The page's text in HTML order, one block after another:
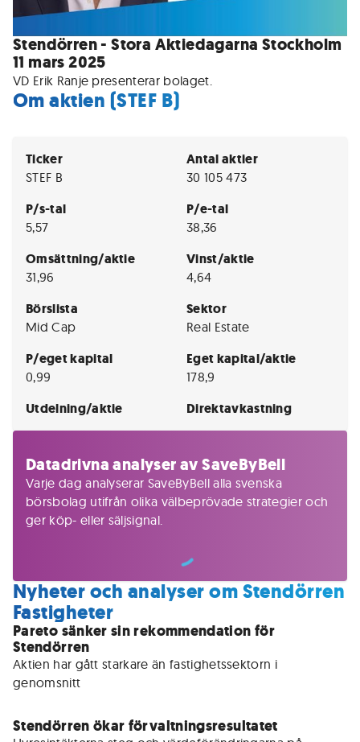
Stendörren - Stora Aktiedagarna Stockholm
11 mars 2025
VD Erik Ranje presenterar bolaget.
Om aktien (STEF B)
Ticker
STEF B
Antal aktier
30 105 473
P/s-tal
5,57
P/e-tal
38,36
Omsättning/aktie
31,96
Vinst/aktie
4,64
Börslista
Mid Cap
Sektor
Real Estate
P/eget kapital
0,99
Eget kapital/aktie
178,9
Utdelning/aktie Direktavkastning
Datadrivna analyser av SaveByBell
Varje dag analyserar SaveByBell alla svenska
börsbolag utifrån olika välbeprövade strategier och
ger köp- eller säljsignal.
Nyheter och analyser om Stendörren
Fastigheter
Pareto sänker sin rekommendation för
Stendörren
Aktien har gått starkare än fastighetssektorn i
genomsnitt
Stendörren ökar förvaltningsresultatet